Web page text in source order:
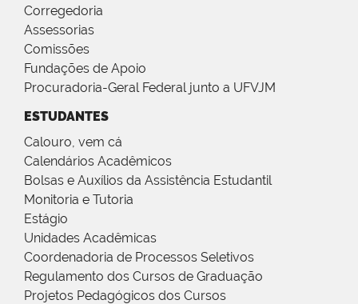
Corregedoria
Assessorias
Comissões
Fundações de Apoio
Procuradoria-Geral Federal junto a UFVJM
ESTUDANTES
Calouro, vem cá
Calendários Acadêmicos
Bolsas e Auxílios da Assistência Estudantil
Monitoria e Tutoria
Estágio
Unidades Acadêmicas
Coordenadoria de Processos Seletivos
Regulamento dos Cursos de Graduação
Projetos Pedagógicos dos Cursos